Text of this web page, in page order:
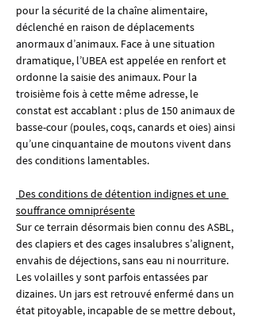
pour la sécurité de la chaîne alimentaire,
déclenché en raison de déplacements
anormaux d’animaux. Face à une situation
dramatique, l’UBEA est appelée en renfort et
ordonne la saisie des animaux. Pour la
troisième fois à cette même adresse, le
constat est accablant : plus de 150 animaux de
basse-cour (poules, coqs, canards et oies) ainsi
qu’une cinquantaine de moutons vivent dans
des conditions lamentables.
Des conditions de détention indignes et une
souffrance omniprésente
Sur ce terrain désormais bien connu des ASBL,
des clapiers et des cages insalubres s’alignent,
envahis de déjections, sans eau ni nourriture.
Les volailles y sont parfois entassées par
dizaines. Un jars est retrouvé enfermé dans un
état pitoyable, incapable de se mettre debout,